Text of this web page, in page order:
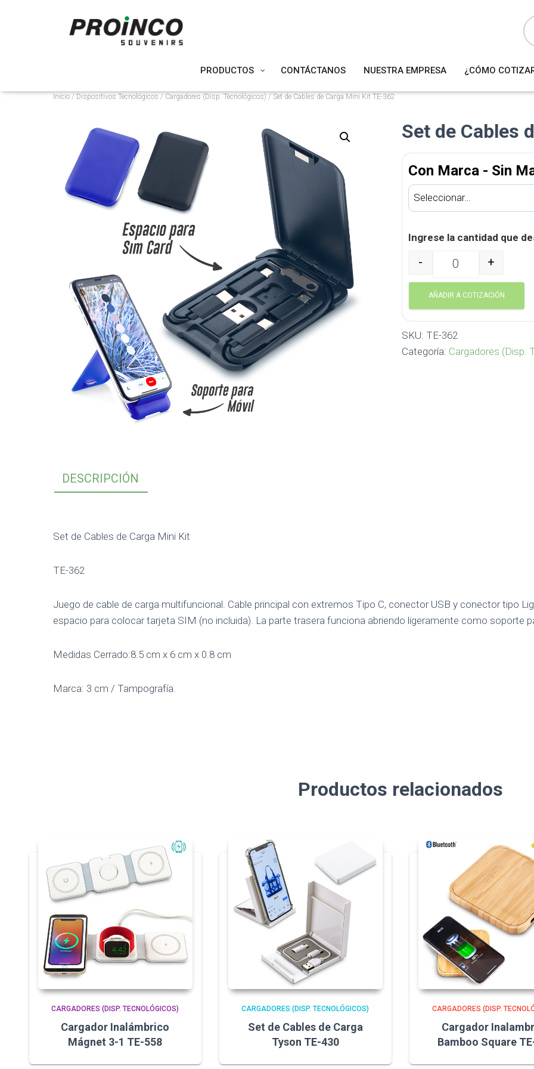
ú
q
a
d
t
o
PRODUCTOS CONTÁCTANOS NUESTRA EMPRESA ¿CÓMO
Inicio/ Dispositivos Tecnológicos / Cargadores (Disp. Tecnológicos) / Set de Cables de Carga Mini Kit TE-362
Set de Cables
Con Marca - Sin
Ingrese la cantidad que
Set de Cables de Carga
- +
AÑADIR A COTIZACIÓN
SKU: TE-362
Categoría: Cargadores (Disp.
DESCRIPCIÓN
Set de Cables de Carga Mini Kit
TE-362
Juego de cable de carga multifuncional. Cable principal con extremos Tipo C, conector USB y conector tipo
espacio para colocar tarjeta SIM (no incluida). La parte trasera funciona abriendo ligeramente como soporte
Medidas Cerrado:8.5 cm x 6 cm x 0.8 cm
Marca: 3 cm / Tampografía.
Productos relacionados
CARGADORES (DISP. TECNOLÓGICOS)
Cargador Inalámbrico
Mágnet 3-1 TE-558
CARGADORES (DISP. TECNOLÓGICOS)
Set de Cables de Carga
Tyson TE-430
CARGADORES (DISP.
Cargador
Bamboo Square